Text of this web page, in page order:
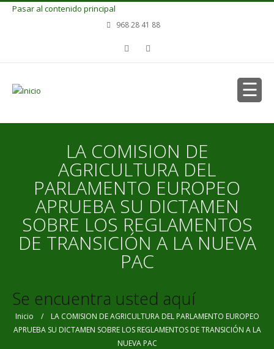
Pasar al contenido principal
968 28 41 88
LA COMISION DE
AGRICULTURA DEL
PARLAMENTO EUROPEO
APRUEBA SU DICTAMEN
SOBRE LOS REGLAMENTOS
DE TRANSICIÓN A LA NUEVA
PAC
Se encuentra usted aquí
Inicio / LA COMISION DE AGRICULTURA DEL PARLAMENTO EUROPEO
APRUEBA SU DICTAMEN SOBRE LOS REGLAMENTOS DE TRANSICIÓN A LA
NUEVA PAC